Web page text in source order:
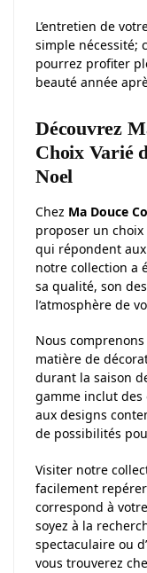
L’entretien de
simple nécessité;
pourrez profiter
beauté année
Découvrez
Choix Varié
Noel
Chez Ma Douce
proposer un
qui répondent
notre collection a
sa qualité, son
l’atmosphère de
Nous
matière de
durant la saison
gamme inclut des
aux designs
de possibilités
Visiter notre
facilement
correspond à
soyez à la
spectaculaire ou
vous trouverez